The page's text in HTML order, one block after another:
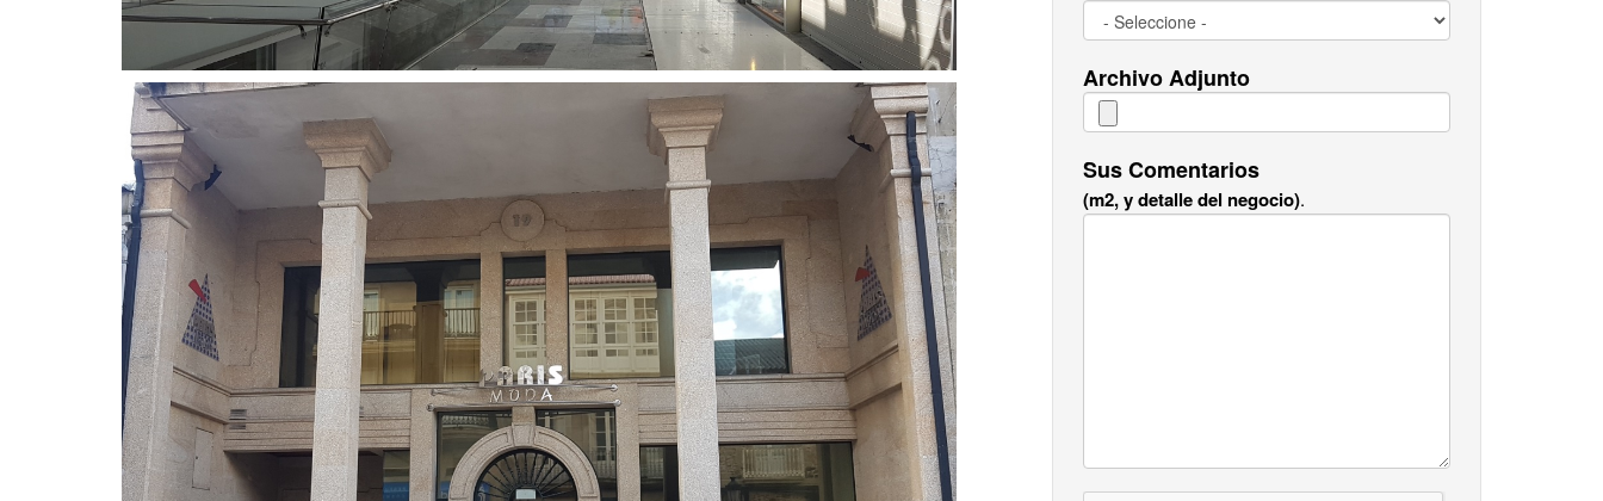
Archivo Adjunto
Sus Comentarios
(m2, y detalle del negocio).